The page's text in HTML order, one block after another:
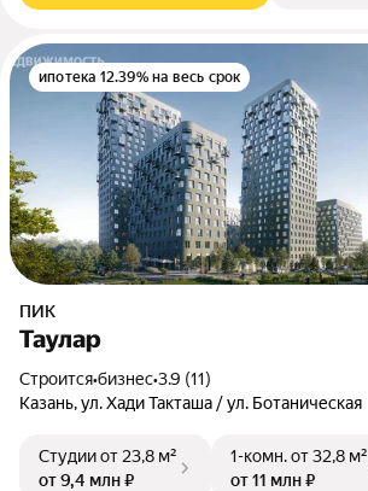
ипотека 12.39% на весь срок
ПИК
Таулар
Строится•бизнес•3.9 (11)
Казань, ул. Хади Такташа / ул. Ботаническая
Студииот 23,8 м²
от 9,4 млн ₽
1-комн.от 32,8 м²
от 11 млн ₽